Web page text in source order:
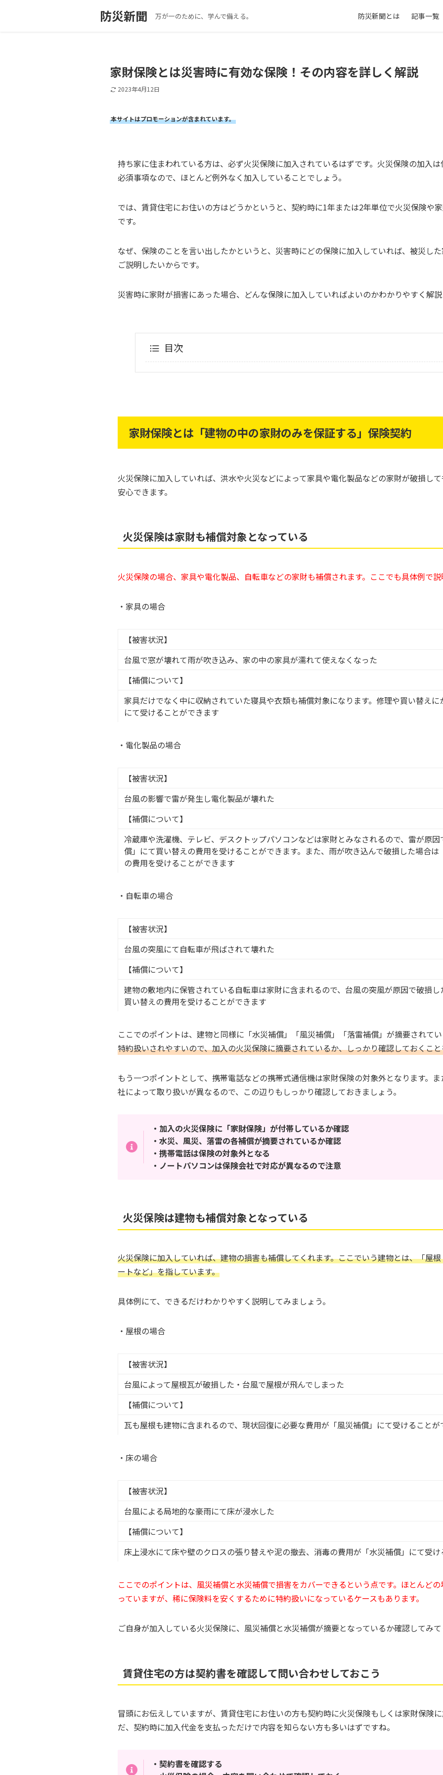
防災新聞 万が一のために、学んで備える。 防災新聞とは 記事一覧
家財保険とは災害時に有効な保険！その内容を詳しく解説
2023年4月12日
本サイトはプロモーションが含まれています。
持ち家に住まわれている方は、必ず火災保険に加入されているはずです。火災保険の加入
必須事項なので、ほとんど例外なく加入していることでしょう。
では、賃貸住宅にお住いの方はどうかというと、契約時に1年または2年単位で火災保険や
です。
なぜ、保険のことを言い出したかというと、災害時にどの保険に加入していれば、被災し
ご説明したいからです。
災害時に家財が損害にあった場合、どんな保険に加入していればよいのかわかりやすく解説
目次
家財保険とは「建物の中の家財のみを保証する」保険契約
火災保険に加入していれば、洪水や火災などによって家具や電化製品などの家財が破損し
安心できます。
火災保険は家財も補償対象となっている
火災保険の場合、家具や電化製品、自転車などの家財も補償されます。ここでも具体例で説
・家具の場合
【被害状況】
台風で窓が壊れて雨が吹き込み、家の中の家具が濡れて使えなくなった
【補償について】
家具だけでなく中に収納されていた寝具や衣類も補償対象になります。修理や買い替えに
にて受けることができます
・電化製品の場合
【被害状況】
台風の影響で雷が発生し電化製品が壊れた
【補償について】
冷蔵庫や洗濯機、テレビ、デスクトップパソコンなどは家財とみなされるので、雷が原
償」にて買い替えの費用を受けることができます。また、雨が吹き込んで破損した場合
の費用を受けることができます
・自転車の場合
【被害状況】
台風の突風にて自転車が飛ばされて壊れた
【補償について】
建物の敷地内に保管されている自転車は家財に含まれるので、台風の突風が原因で破損
買い替えの費用を受けることができます
ここでのポイントは、建物と同様に「水災補償」「風災補償」「落雷補償」が摘要されてい
特約扱いされやすいので、加入の火災保険に摘要されているか、しっかり確認しておくこ
もう一つポイントとして、携帯電話などの携帯式通信機は家財保険の対象外となります。
社によって取り扱いが異なるので、この辺りもしっかり確認しておきましょう。
・加入の火災保険に「家財保険」が付帯しているか確認
・水災、風災、落雷の各補償が摘要されているか確認
・携帯電話は保険の対象外となる
・ノートパソコンは保険会社で対応が異なるので注意
火災保険は建物も補償対象となっている
火災保険に加入していれば、建物の損害も補償してくれます。ここでいう建物とは、「屋
ートなど」を指しています。
具体例にて、できるだけわかりやすく説明してみましょう。
・屋根の場合
【被害状況】
台風によって屋根瓦が破損した・台風で屋根が飛んでしまった
【補償について】
瓦も屋根も建物に含まれるので、現状回復に必要な費用が「風災補償」にて受けることが
・床の場合
【被害状況】
台風による局地的な豪雨にて床が浸水した
【補償について】
床上浸水にて床や壁のクロスの張り替えや泥の撤去、消毒の費用が「水災補償」にて受
ここでのポイントは、風災補償と水災補償で損害をカバーできるという点です。ほとんど
っていますが、稀に保険料を安くするために特約扱いになっているケースもあります。
ご自身が加入している火災保険に、風災補償と水災補償が摘要となっているか確認してみて
賃貸住宅の方は契約書を確認して問い合わせしておこう
冒頭にお伝えしていますが、賃貸住宅にお住いの方も契約時に火災保険もしくは家財保険
だ、契約時に加入代金を支払っただけで内容を知らない方も多いはずですね。
・契約書を確認する